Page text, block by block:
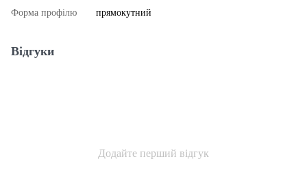
Форма профілю
прямокутний
Відгуки
Додайте перший відгук